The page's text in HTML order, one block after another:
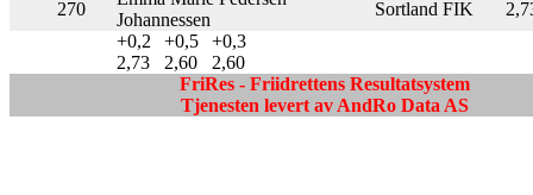
270
Johannessen
Sortland FIK
+0,2
+0,5
+0,3
2,73
2,60
2,60
FriRes - Friidrettens Resultatsystem
Tjenesten levert av AndRo Data AS